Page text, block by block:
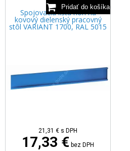
Spojovacia lišta nôh na
kovový dielenský pracovný
stôl VARIANT 1700, RAL 5015
21,31 € s DPH
17,33 € bez DPH